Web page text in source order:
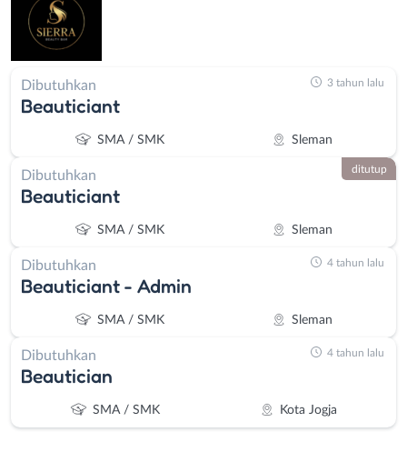
Dibutuhkan
Beauticiant
SMA / SMK Sleman
3 tahun lalu
Dibutuhkan
Beauticiant
SMA / SMK Sleman
ditutup
Dibutuhkan
Beauticiant - Admin
SMA / SMK Sleman
4 tahun lalu
Dibutuhkan
Beautician
SMA / SMK Kota Jogja
4 tahun lalu